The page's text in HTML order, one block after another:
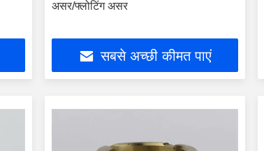
असर/फ्लोटिंग असर
सबसे अच्छी कीमत पाएं